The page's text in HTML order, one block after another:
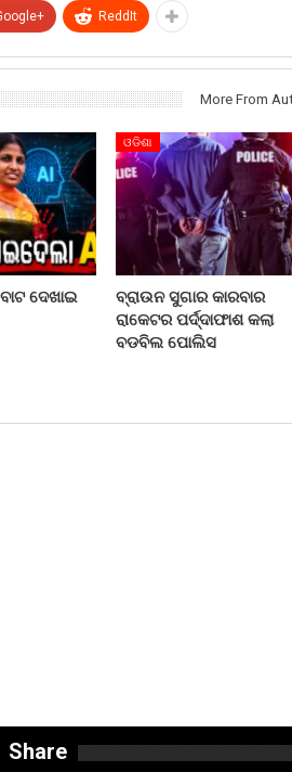
ReddIt
More From
ଦେଖାଇ
ଓଡିଶା
ବ୍ରାଉନ ସୁଗାର କାରବାର
ରାକେଟର ପର୍ଦ୍ଦାଫାଶ କଲା
ବଡବିଲ ପୋଲିସ
Share